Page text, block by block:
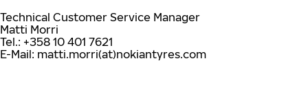
Technical Customer Service Manager
Matti Morri
Tel.: +358 10 401 7621
E-Mail: matti.morri(at)nokiantyres.com